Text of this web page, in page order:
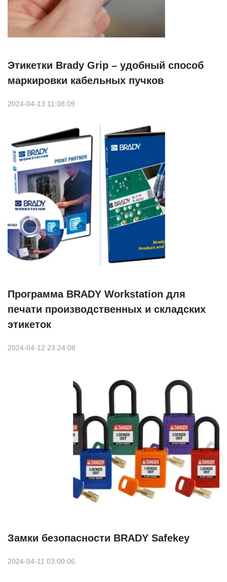
Этикетки Brady Grip – удобный способ
маркировки кабельных пучков
2024-04-13 11:08:09
Программа BRADY Workstation для
печати производственных и складских
этикеток
2024-04-12 23:24:08
Замки безопасности BRADY Safekey
2024-04-11 03:00:06